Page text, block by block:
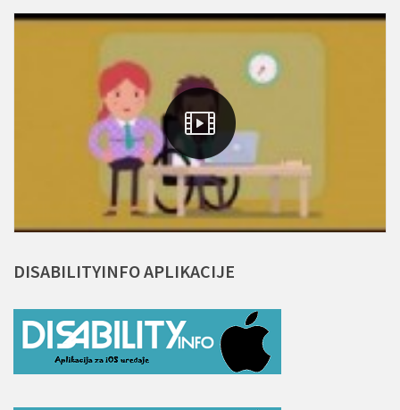
DISABILITYINFOAPLIKACIJE